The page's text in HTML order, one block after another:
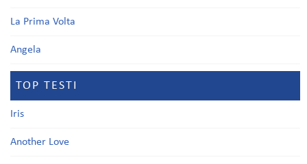
La Prima Volta
Angela
TOP TESTI
Iris
Another Love